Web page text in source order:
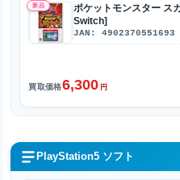
新品
ポケットモンスター ス
Switch]
JAN: 4902370551693
買取価格6,300 円
PlayStation5 ソフト